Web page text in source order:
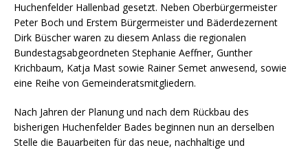
Huchenfelder Hallenbad gesetzt. Neben Oberbürgermeister
Peter Boch und Erstem Bürgermeister und Bäderdezernent
Dirk Büscher waren zu diesem Anlass die regionalen
Bundestagsabgeordneten Stephanie Aeffner, Gunther
Krichbaum, Katja Mast sowie Rainer Semet anwesend, sowie
eine Reihe von Gemeinderatsmitgliedern.
Nach Jahren der Planung und nach dem Rückbau des
bisherigen Huchenfelder Bades beginnen nun an derselben
Stelle die Bauarbeiten für das neue, nachhaltige und